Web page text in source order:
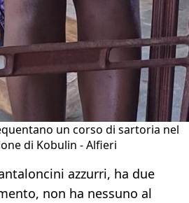
un corso di sartoria nel
di Kobulin - Alfieri
azzurri, ha due
non ha nessuno al